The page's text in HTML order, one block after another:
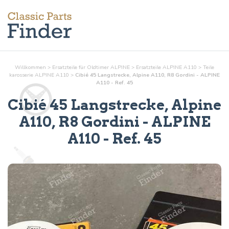
Willkommen > Ersatzteile für Oldtimer ALPINE > Ersatzteile ALPINE A110 > Teile
karosserie ALPINE A110 > Cibié 45 Langstrecke, Alpine A110, R8 Gordini - ALPINE
A110 - Ref. 45
Cibié 45 Langstrecke, Alpine
A110, R8 Gordini - ALPINE
A110 - Ref. 45